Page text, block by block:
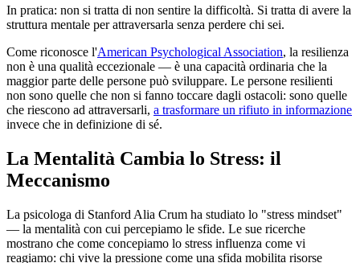
In pratica: non si tratta di non sentire la difficoltà. Si tratta di avere la
struttura mentale per attraversarla senza perdere chi sei.
Come riconosce l'American Psychological Association, la resilienza
non è una qualità eccezionale — è una capacità ordinaria che la
maggior parte delle persone può sviluppare. Le persone resilienti
non sono quelle che non si fanno toccare dagli ostacoli: sono quelle
che riescono ad attraversarli, a trasformare un rifiuto in informazione
invece che in definizione di sé.
La Mentalità Cambia lo Stress: il
Meccanismo
La psicologa di Stanford Alia Crum ha studiato lo "stress mindset"
— la mentalità con cui percepiamo le sfide. Le sue ricerche
mostrano che come concepiamo lo stress influenza come vi
reagiamo: chi vive la pressione come una sfida mobilita risorse